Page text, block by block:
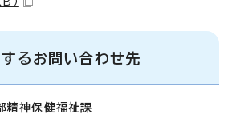
るお問い合わせ先
精神保健福祉課